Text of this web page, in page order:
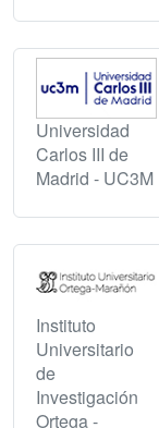
Universidad
Carlos III de
Madrid - UC3M
Instituto
Universitario
de
Investigación
Ortega -